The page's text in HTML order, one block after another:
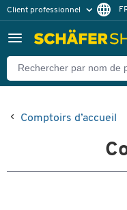
Client professionnel
Client particulier
Comptoirs d’accueil